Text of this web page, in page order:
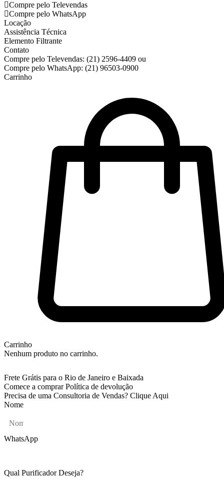
Compre pelo Televendas
Compre pelo WhatsApp
Locação
Assistência Técnica
Elemento Filtrante
Contato
Compre pelo Televendas: (21) 2596-4409 ou
Compre pelo WhatsApp: (21) 96503-0900
Carrinho
Carrinho
Nenhum produto no carrinho.
Frete Grátis para o Rio de Janeiro e Baixada
Comece a comprar Política de devolução
Precisa de uma Consultoria de Vendas? Clique Aqui
Nome
WhatsApp
Qual Purificador Deseja?